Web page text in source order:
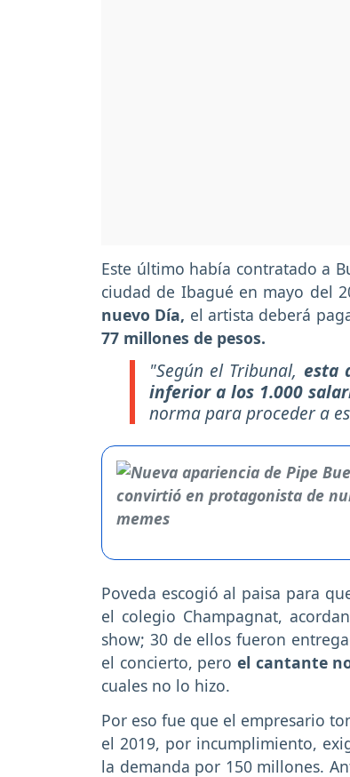
Este último había contratado a
ciudad de Ibagué en mayo del
nuevo Día, el artista deberá
77 millones de pesos.
"Según el Tribunal, esta
inferior a los 1.000
norma para proceder a
Poveda escogió al paisa para
el colegio Champagnat,
show; 30 de ellos fueron
el concierto, pero el cantante
cuales no lo hizo.
Por eso fue que el empresario
el 2019, por incumplimiento,
la demanda por 150 millones.